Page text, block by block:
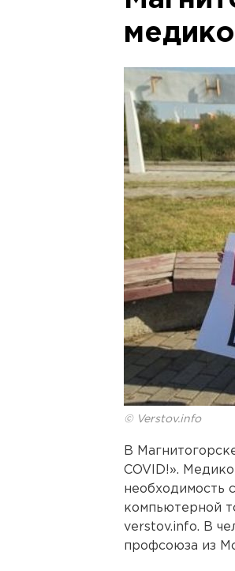
© Verstov.info
В
COVID!».
необходимость
компьютерной
verstov.info. В
профсоюза из